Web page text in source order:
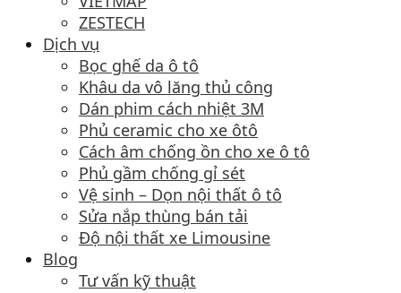
ZESTECH
Dịch vụ
Bọc ghế da ô tô
Khâu da vô lăng thủ công
Dán phim cách nhiệt 3M
Phủ ceramic cho xe ôtô
Cách âm chống ồn cho xe ô tô
Phủ gầm chống gỉ sét
Vệ sinh – Dọn nội thất ô tô
Sửa nắp thùng bán tải
Độ nội thất xe Limousine
Blog
Tư vấn kỹ thuật